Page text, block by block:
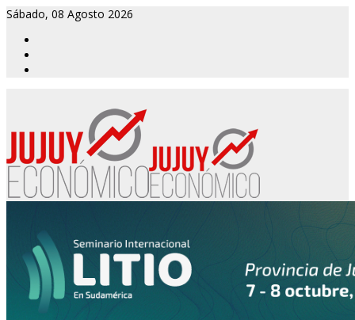
Sábado, 08 Agosto 2026